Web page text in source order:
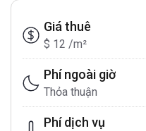
Giá thuê
$ 12 /m²
Phí ngoài giờ
Thỏa thuận
Phí dịch vụ